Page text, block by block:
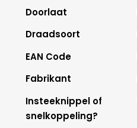
Doorlaat
Draadsoort
EAN Code
Fabrikant
Insteeknippel of
snelkoppeling?